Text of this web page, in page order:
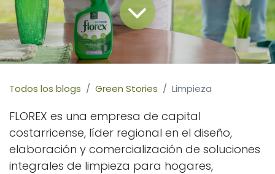
Todos los blogs Green Stories Limpieza
FLOREX es una empresa de capital
costarricense, líder regional en el diseño,
elaboración y comercialización de soluciones
integrales de limpieza para hogares,